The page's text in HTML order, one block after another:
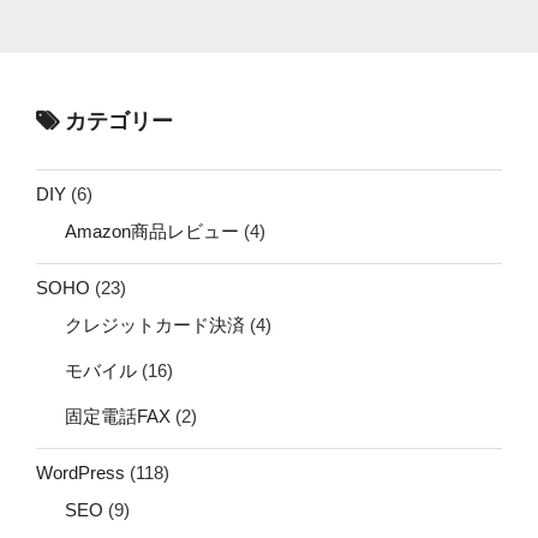
カテゴリー
DIY (6)
Amazon商品レビュー (4)
SOHO (23)
クレジットカード決済 (4)
モバイル (16)
固定電話FAX (2)
WordPress (118)
SEO (9)